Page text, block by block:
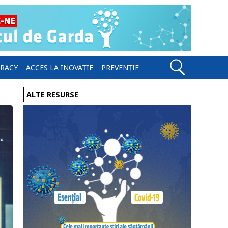
ACCES LA INOVAȚIE PREVENȚIE
ALTE RESURSE